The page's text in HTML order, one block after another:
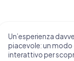
Un’esperienza
piacevole: un modo
interattivo per